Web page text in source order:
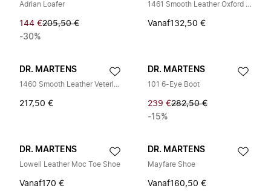
Adrian Loafer
144 €205,50 €
-30%
1461 Smooth Leather Oxford Schoenen
Vanaf132,50 €
DR. MARTENS
1460 Smooth Leather Veterlaarzen
217,50 €
DR. MARTENS
101 6-Eye Boot
239 €282,50 €
-15%
DR. MARTENS
Lowell Leather Moc Toe Shoe
Vanaf170 €
DR. MARTENS
Mayfare Shoe
Vanaf160,50 €